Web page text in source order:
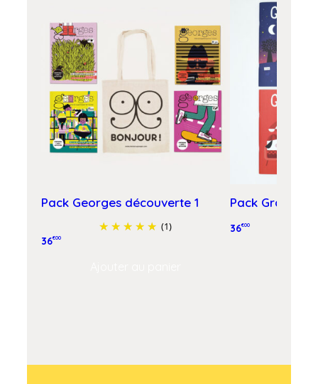
Pack Georges découverte 1
(1)
36€00
Pack Graou
36€00